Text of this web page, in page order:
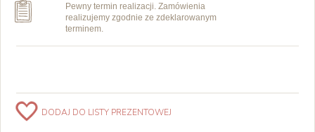
Pewny termin realizacji. Zamówienia
realizujemy zgodnie ze zdeklarowanym
terminem.
DODAJ DO LISTY PREZENTOWEJ